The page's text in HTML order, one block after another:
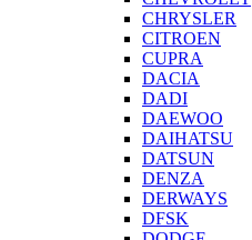
CHRYSLER
CITROEN
CUPRA
DACIA
DADI
DAEWOO
DAIHATSU
DATSUN
DENZA
DERWAYS
DFSK